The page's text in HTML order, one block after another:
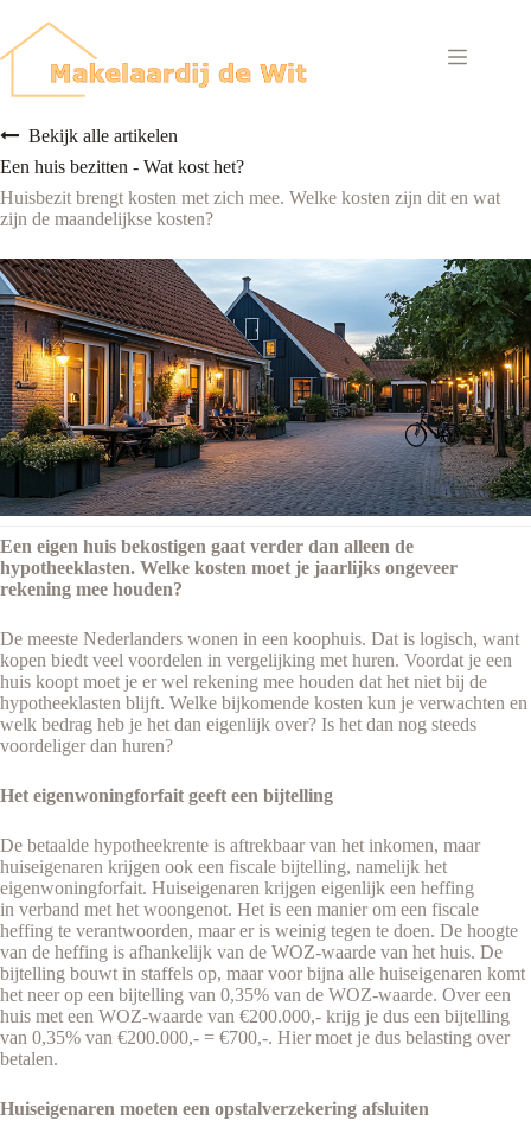
de
Bekijk alle artikelen
Een huis bezitten - Wat kost het?
Huisbezit brengt kosten met zich mee. Welke kosten zijn dit en wat
zijn de maandelijkse kosten?
Een eigen huis bekostigen gaat verder dan alleen de
hypotheeklasten. Welke kosten moet je jaarlijks ongeveer
rekening mee houden?
De meeste Nederlanders wonen in een koophuis. Dat is logisch, want
kopen biedt veel voordelen in vergelijking met huren. Voordat je een
huis koopt moet je er wel rekening mee houden dat het niet bij de
hypotheeklasten blijft. Welke bijkomende kosten kun je verwachten en
welk bedrag heb je het dan eigenlijk over? Is het dan nog steeds
voordeliger dan huren?
Het eigenwoningforfait geeft een bijtelling
De betaalde hypotheekrente is aftrekbaar van het inkomen, maar
huiseigenaren krijgen ook een fiscale bijtelling, namelijk het
eigenwoningforfait. Huiseigenaren krijgen eigenlijk een heffing
in verband met het woongenot. Het is een manier om een fiscale
heffing te verantwoorden, maar er is weinig tegen te doen. De hoogte
van de heffing is afhankelijk van de WOZ-waarde van het huis. De
bijtelling bouwt in staffels op, maar voor bijna alle huiseigenaren komt
het neer op een bijtelling van 0,35% van de WOZ-waarde. Over een
huis met een WOZ-waarde van €200.000,- krijg je dus een bijtelling
van 0,35% van €200.000,- = €700,-. Hier moet je dus belasting over
betalen.
Huiseigenaren moeten een opstalverzekering afsluiten